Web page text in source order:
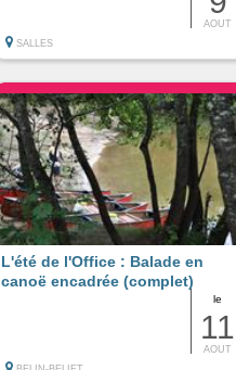
AOUT
SALLES
le
11
AOUT
L'été de l'Office : Balade en
canoë encadrée (complet)